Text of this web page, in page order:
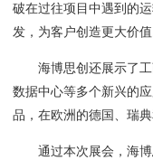
破在过往项目中遇到的
发，为客户创造更大价值
海博思创还展示了工
数据中心等多个新兴的
品，在欧洲的德国、瑞
通过本次展会，海博